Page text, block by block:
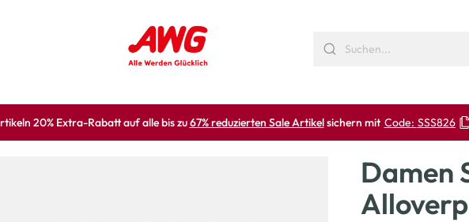
20% Extra-Rabatt auf alle bis zu67% reduzierten Sale Artikelsichern mit Code: SSS826
Damen